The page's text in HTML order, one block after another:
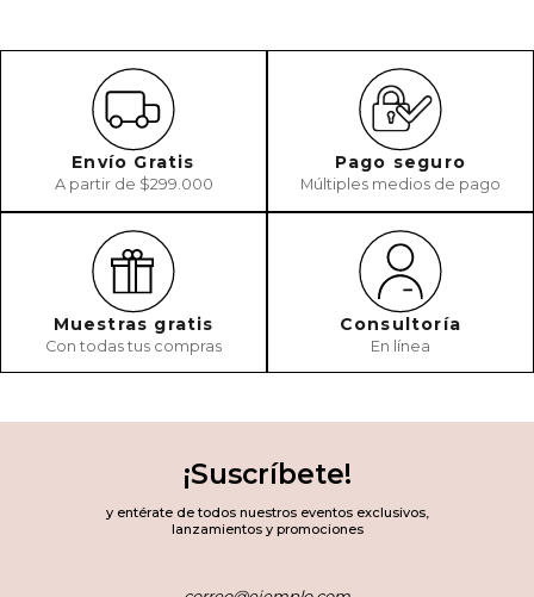
Envío Gratis
A partir de $299.000
Pago seguro
Múltiples medios de pago
Muestras gratis
Con todas tus compras
Consultoría
En línea
¡Suscríbete!
y entérate de todos nuestros eventos exclusivos,
lanzamientos y promociones